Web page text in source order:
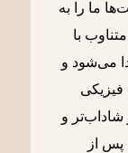
ما را به
با
می‌شود و
شاداب‌تر و
پس از